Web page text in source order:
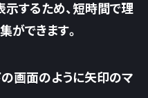
するため、短時間で理
ができます。
画面のように矢印のマ